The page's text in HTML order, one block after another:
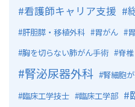
看護師キャリア支援
肝胆膵・移植外科 胃がん
胸を切らない肺がん手術
脊
腎泌尿器外科 腎細胞
臨床工学技士
臨床工学部